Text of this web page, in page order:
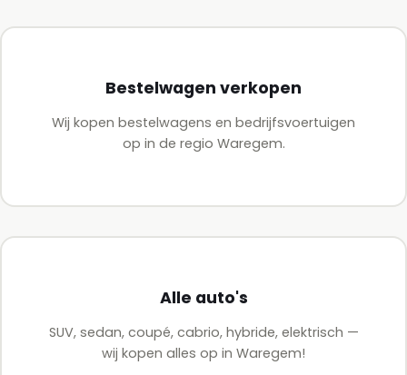
Bestelwagen verkopen
Wij kopen bestelwagens en bedrijfsvoertuigen
op in de regio Waregem.
Alle auto's
SUV, sedan, coupé, cabrio, hybride, elektrisch —
wij kopen alles op in Waregem!